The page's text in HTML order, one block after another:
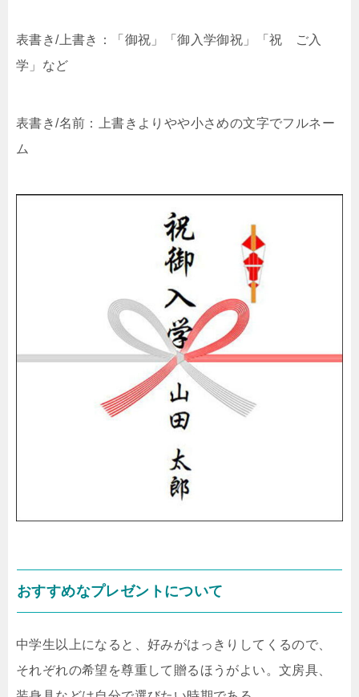
表書き/上書き：「御祝」「御入学御祝」「祝 ご入
学」など
表書き/名前：上書きよりやや小さめの文字でフルネー
ム
おすすめなプレゼントについて
中学生以上になると、好みがはっきりしてくるので、
それぞれの希望を尊重して贈るほうがよい。文房具、